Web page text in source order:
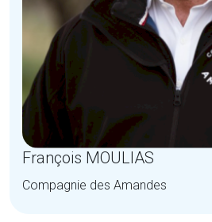
François MOULIAS
Compagnie des Amandes